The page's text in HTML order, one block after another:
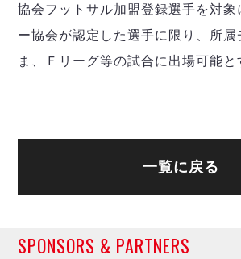
協会フットサル加盟登録選手を対象
ー協会が認定した選手に限り、所属
ま、Ｆリーグ等の試合に出場可能と
一覧に戻る
SPONSORS & PARTNERS